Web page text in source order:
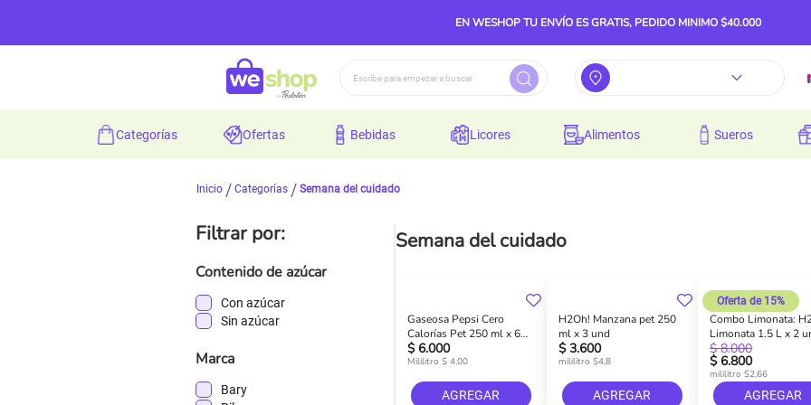
EN WESHOP TU ENVÍO ES GRATIS, PEDIDO MINIMO $40.000
categorías ofertas bebidas licores alimentos sueros
Inicio Categorías Semana del cuidado
Semana del cuidado
Gaseosa Pepsi Cero
Calorías Pet 250 ml x 6
und
$ 6.000
Mililitro $ 4,00
AGREGAR
H2Oh! Manzana pet 250
ml x 3 und
$ 3.600
mililitro $4,8
AGREGAR
Combo Limonata:
Limonata 1.5 L x 2
$ 6.800
$ 8.000
Oferta de 15%
mililitro $2,66
AGREGAR
Filtrar por:
Contenido de azúcar
Con azúcar
Sin azúcar
Marca
Bary